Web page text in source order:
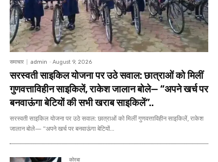
समाचार admin - August 9, 2026
सरस्वती साइकिल योजना पर उठे सवाल: छात्राओं को मिलीं
गुणवत्ताविहीन साइकिलें, राकेश जालान बोले— “अपने खर्च पर
बनवाऊंगा बेटियों की सभी खराब साइकिलें”..
सरस्वती साइकिल योजना पर उठे सवाल: छात्राओं को मिलीं गुणवत्ताविहीन साइकिलें, राकेश
जालान बोले— "अपने खर्च पर बनवाऊंगा बेटियों...
कोरबा